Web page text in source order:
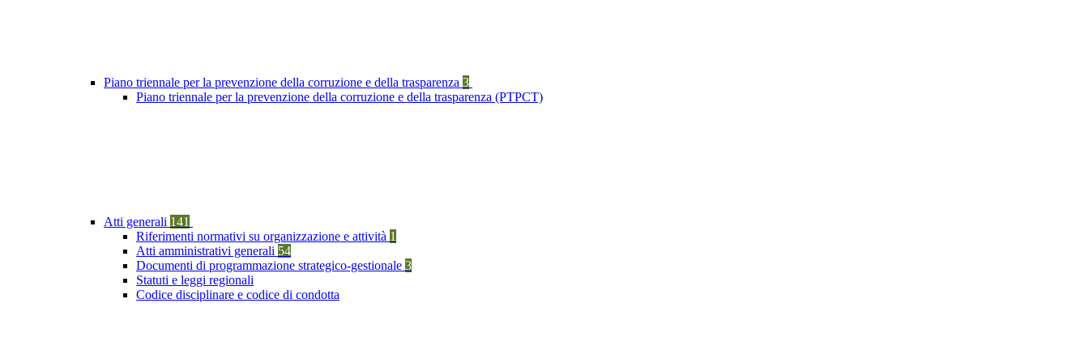
Piano triennale per la prevenzione della corruzione e della trasparenza 3
Piano triennale per la prevenzione della corruzione e della trasparenza (PTPCT)
Atti generali 141
Riferimenti normativi su organizzazione e attività 1
Atti amministrativi generali 54
Documenti di programmazione strategico-gestionale 3
Statuti e leggi regionali
Codice disciplinare e codice di condotta